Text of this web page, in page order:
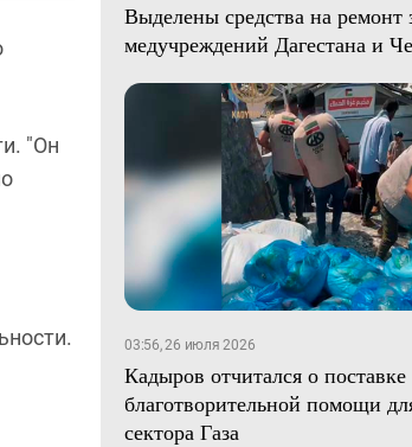
"Он
Выделены средства на ремонт
медучреждений Дагестана и
03:56, 26 июля 2026
Кадыров отчитался о поставке
благотворительной помощи
сектора Газа